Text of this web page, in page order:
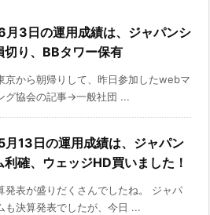
月3日の運用成績は、ジャパンシ
切り、BBタワー保有
京から朝帰りして、昨日参加したwebマ
グ協会の記事→一般社団 ...
13日の運用成績は、ジャパン
利確、ウェッジHD買いました！
発表が盛りだくさんでしたね。 ジャパ
も決算発表でしたが、今日 ...